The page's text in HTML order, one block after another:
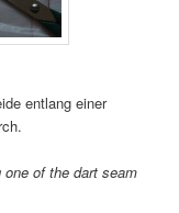
entlang einer
of the dart seam